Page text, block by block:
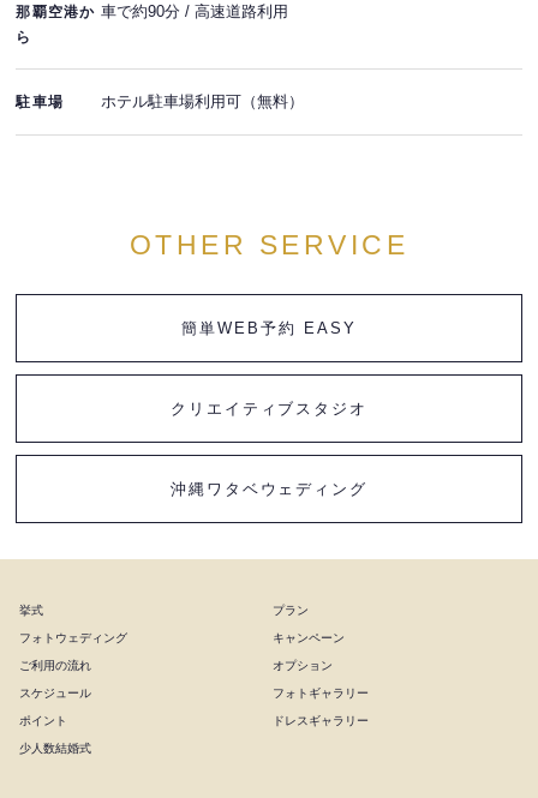
那覇空港か
ら
車で約90分 / 高速道路利用
駐車場 ホテル駐車場利用可（無料）
OTHER SERVICE
簡単WEB予約 EASY
クリエイティブスタジオ
沖縄ワタベウェディング
挙式
フォトウェディング
ご利用の流れ
スケジュール
ポイント
少人数結婚式
プラン
キャンペーン
オプション
フォトギャラリー
ドレスギャラリー